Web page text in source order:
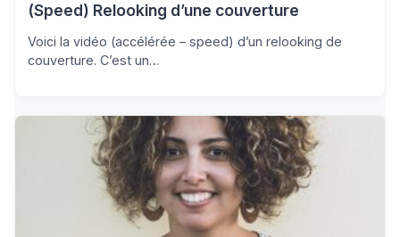
(Speed) Relooking d’une couverture
Voici la vidéo (accélérée – speed) d’un relooking de
couverture. C’est un…